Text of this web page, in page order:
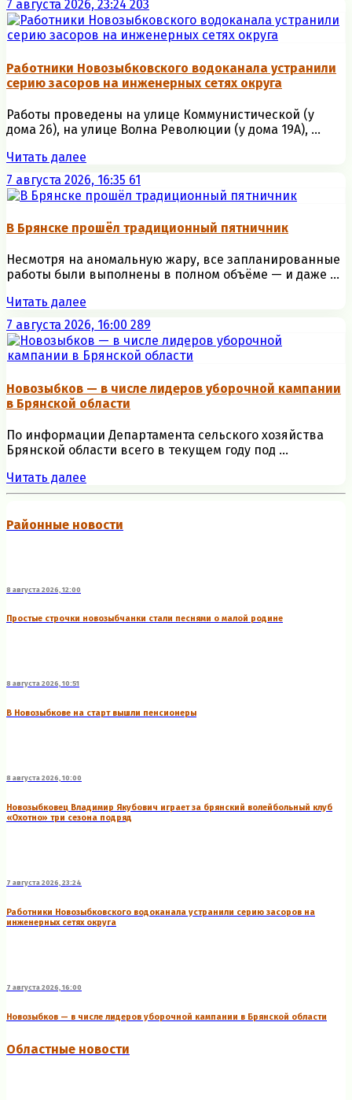
7 августа 2026, 23:24 203
Работники Новозыбковского водоканала устранили
серию засоров на инженерных сетях округа
Работы проведены на улице Коммунистической (у
дома 26), на улице Волна Революции (у дома 19А), ...
Читать далее
7 августа 2026, 16:35 61
В Брянске прошёл традиционный пятничник
Несмотря на аномальную жару, все запланированные
работы были выполнены в полном объёме — и даже ...
Читать далее
7 августа 2026, 16:00 289
Новозыбков — в числе лидеров уборочной кампании
в Брянской области
По информации Департамента сельского хозяйства
Брянской области всего в текущем году под ...
Читать далее
Районные новости
8 августа 2026, 12:00
Простые строчки новозыбчанки стали песнями о малой родине
8 августа 2026, 10:51
В Новозыбкове на старт вышли пенсионеры
8 августа 2026, 10:00
Новозыбковец Владимир Якубович играет за брянский волейбольный клуб
«Охотно» три сезона подряд
7 августа 2026, 23:24
Работники Новозыбковского водоканала устранили серию засоров на
инженерных сетях округа
7 августа 2026, 16:00
Новозыбков — в числе лидеров уборочной кампании в Брянской области
Областные новости